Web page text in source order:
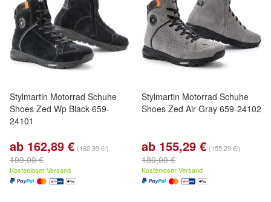
Stylmartin Motorrad Schuhe
Shoes Zed Wp Black 659-
24101
ab 162,89 € (162,89 €/)
199,00 €
Kostenloser Versand
Stylmartin Motorrad Schuhe
Shoes Zed Air Gray 659-24102
ab 155,29 € (155,29 €/)
189,00 €
Kostenloser Versand